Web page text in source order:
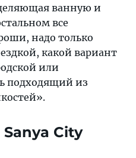
ванную и
все
надо только
какой вариант
или
подходящий из
Sanya City